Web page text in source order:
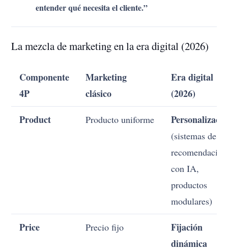
entender qué necesita el cliente.”
La mezcla de marketing en la era digital (2026)
Componente
4P
Marketing
clásico
Era digital
(2026)
Product
Producto uniforme
(sistemas de
recomendación
con IA,
productos
modulares)
Price Precio fijo
Fijación
dinámica